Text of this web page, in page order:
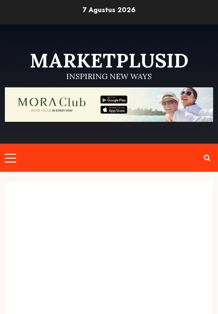
7 Agustus 2026
MARKETPLUSID
INSPIRING NEW WAYS
Primary
Menu